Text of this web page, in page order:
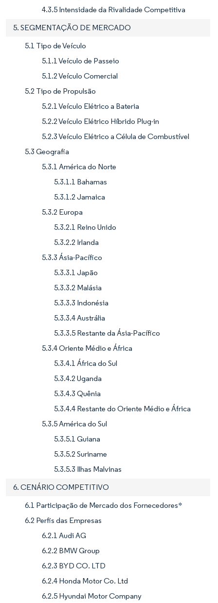
4.3.5 Intensidade da Rivalidade Competitiva
5. SEGMENTAÇÃO DE MERCADO
5.1 Tipo de Veículo
5.1.1 Veículo de Passeio
5.1.2 Veículo Comercial
5.2 Tipo de Propulsão
5.2.1 Veículo Elétrico a Bateria
5.2.2 Veículo Elétrico Híbrido Plug-in
5.2.3 Veículo Elétrico a Célula de Combustível
5.3 Geografia
5.3.1 América do Norte
5.3.1.1 Bahamas
5.3.1.2 Jamaica
5.3.2 Europa
5.3.2.1 Reino Unido
5.3.2.2 Irlanda
5.3.3 Ásia-Pacífico
5.3.3.1 Japão
5.3.3.2 Malásia
5.3.3.3 Indonésia
5.3.3.4 Austrália
5.3.3.5 Restante da Ásia-Pacífico
5.3.4 Oriente Médio e África
5.3.4.1 África do Sul
5.3.4.2 Uganda
5.3.4.3 Quênia
5.3.4.4 Restante do Oriente Médio e África
5.3.5 América do Sul
5.3.5.1 Guiana
5.3.5.2 Suriname
5.3.5.3 Ilhas Malvinas
6. CENÁRIO COMPETITIVO
6.1 Participação de Mercado dos Fornecedores*
6.2 Perfis das Empresas
6.2.1 Audi AG
6.2.2 BMW Group
6.2.3 BYD CO. LTD
6.2.4 Honda Motor Co. Ltd
6.2.5 Hyundai Motor Company